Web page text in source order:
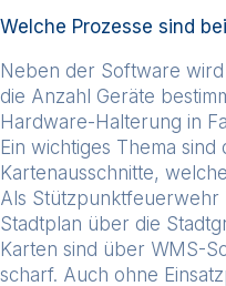
Welche Prozesse sind
Neben der Software
die Anzahl Geräte
Hardware-Halterung in
Ein wichtiges Thema sind
Kartenausschnitte,
Als Stützpunktfeuerwehr
Stadtplan über die
Karten sind über WMS-
scharf. Auch ohne